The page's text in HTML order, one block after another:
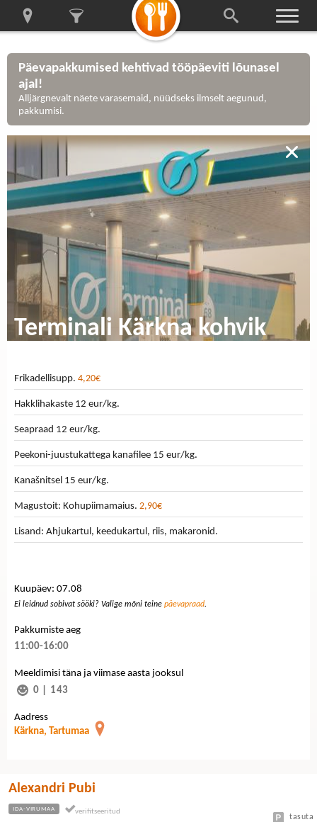
Päevapakkumised kehtivad tööpäeviti lõunasel
ajal!
Alljärgnevalt näete varasemaid, nüüdseks ilmselt aegunud,
pakkumisi.
Terminali Kärkna kohvik
Frikadellisupp. 4,20€
Hakklihakaste 12 eur/kg.
Seapraad 12 eur/kg.
Peekoni-juustukattega kanafilee 15 eur/kg.
Kanašnitsel 15 eur/kg.
Magustoit: Kohupiimamaius. 2,90€
Lisand: Ahjukartul, keedukartul, riis, makaronid.
Kuupäev: 07.08
Ei leidnud sobivat sööki? Valige mõni teine päevapraad.
Pakkumiste aeg
11:00-16:00
Meeldimisi täna ja viimase aasta jooksul
0
143
Aadress
Kärkna, Tartumaa
Alexandri Pubi
IDA-VIRUMAA
tasuta